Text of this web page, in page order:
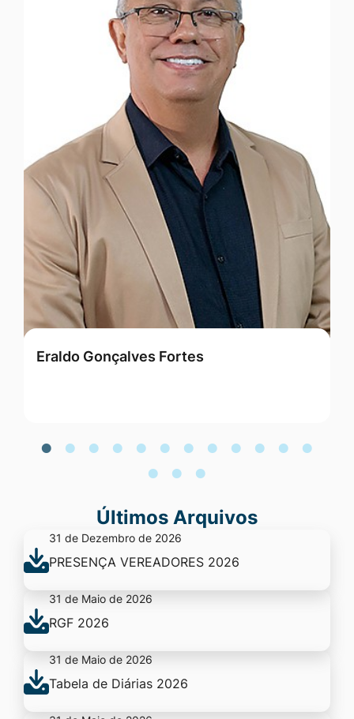
Eraldo Gonçalves Fortes
Últimos Arquivos
31 de Dezembro de 2026
PRESENÇA VEREADORES 2026
31 de Maio de 2026
RGF 2026
31 de Maio de 2026
Tabela de Diárias 2026